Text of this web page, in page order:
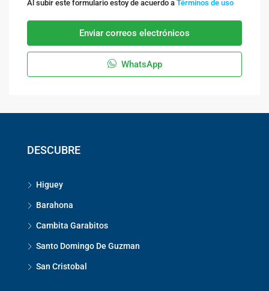
Al subir este formulario estoy de acuerdo a Términos de uso
Enviar correos electrónicos
WhatsApp
DESCUBRE
Higuey
Barahona
Cambita Garabitos
Santo Domingo De Guzman
San Cristobal